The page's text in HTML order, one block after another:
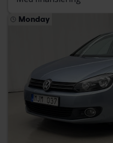
Monday